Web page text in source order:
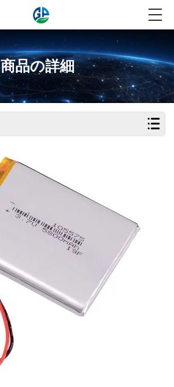
商品の詳細